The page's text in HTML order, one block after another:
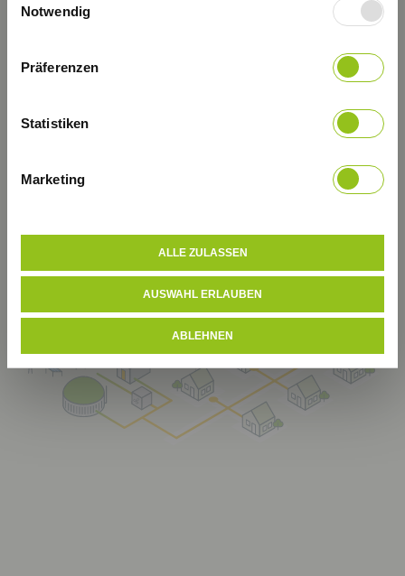
gesammelt haben.
Datenschutz
Notwendig
Präferenzen
Statistiken
Marketing
ALLE ZULASSEN
AUSWAHL ERLAUBEN
ABLEHNEN
Regional und sicher